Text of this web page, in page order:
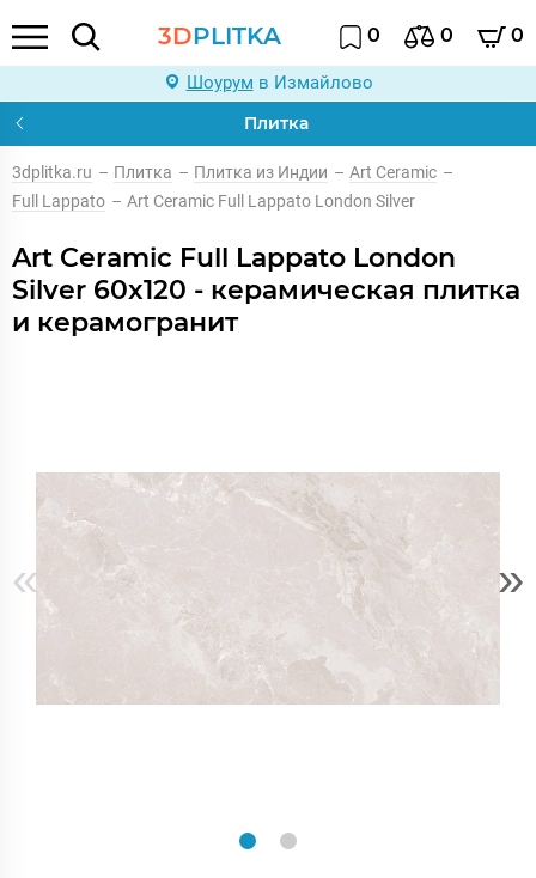
3DPLITKA 0 0 0
Шоурум в Измайлово
Плитка
3dplitka.ru – Плитка – Плитка из Индии – Art Ceramic –
Full Lappato – Art Ceramic Full Lappato London Silver
Art Ceramic Full Lappato London
Silver 60x120 - керамическая плитка
и керамогранит
« »